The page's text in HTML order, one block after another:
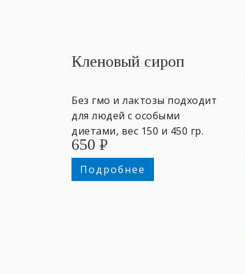
Кленовый сироп
Без гмо и лактозы подходит
для людей с особыми
диетами, вес 150 и 450 гр.
650 ₽
Подробнее